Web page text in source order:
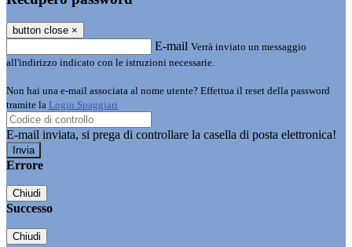
button close ×
E-mail Verrà inviato un messaggio
all'indirizzo indicato con le istruzioni necessarie.
Non hai una e-mail associata al nome utente? Effettua il reset della password
tramite la Login Spaggiari
E-mail inviata, si prega di controllare la casella di posta elettronica!
Errore
Chiudi
Successo
Chiudi